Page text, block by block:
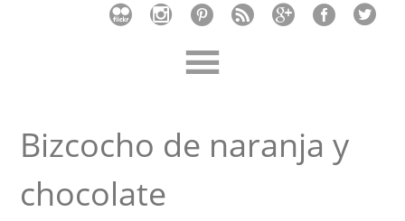
Bizcocho de naranja y
chocolate